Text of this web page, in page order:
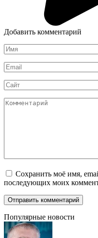
Добавить комментарий
Имя
*
Email
*
Сайт
Комментарий
Сохранить моё имя,
последующих моих
Популярные новости